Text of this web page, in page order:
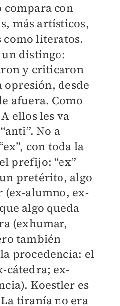
compara con
más artísticos,
como literatos.
distingo:
y criticaron
opresión, desde
afuera. Como
ellos les va
No a
con toda la
prefijo: “ex”
pretérito, algo
(ex-alumno, ex-
algo queda
(exhumar,
también
procedencia: el
cátedra; ex-
Koestler es
tiranía no era